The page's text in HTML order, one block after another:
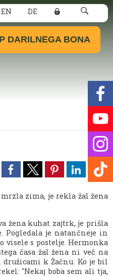
EN DE
DARILNEGA BONA
zima, je rekla žal žena
žena kuhat zajtrk, je prišla
Pogledala je natančneje in
visele s postelje. Hermonka
časa žal žena ni več na
k Žačnu. Ko je bil
"Nekaj boba sem ali tja,